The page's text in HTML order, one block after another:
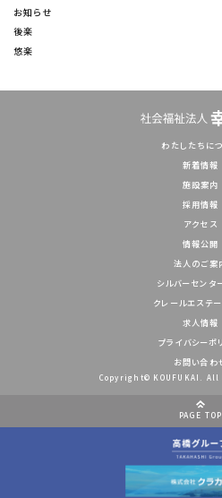
お知らせ
後楽
悠楽
わたしたちに
新着情報
施設案内
採用情報
アクセス
情報公開
法人のご案
シルバーセンタ
クレールエステ
求人情報
プライバシーポ
お問い合わ
Copyright© KOUFUKAI.
PAGE TOP